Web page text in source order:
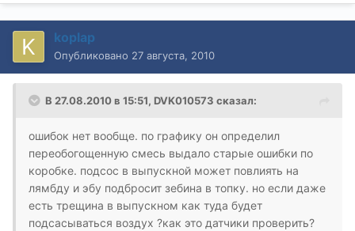
koplap
Опубликовано 27 августа, 2010
В 27.08.2010 в 15:51, DVK010573 сказал:
ошибок нет вообще. по графику он определил
переобогощенную смесь выдало старые ошибки по
коробке. подсос в выпускной может повлиять на
лямбду и эбу подбросит зебина в топку. но если даже
есть трещина в выпускном как туда будет
подсасываться воздух ?как это датчики проверить?